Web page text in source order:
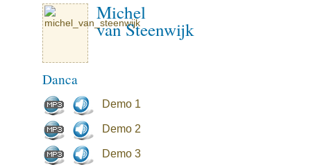
Michel
van Steenwijk
Danca
Demo 1
Demo 2
Demo 3